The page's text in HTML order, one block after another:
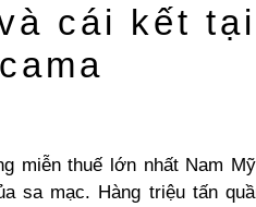
cái kết
miễn thuế lớn nhất Nam
sa mạc. Hàng triệu tấn